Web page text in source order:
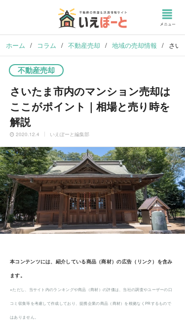
ホーム / コラム / 不動産売却 / 地域の売却情報 / さい
不動産売却
さいたま市内のマンション売却は
ここがポイント｜相場と売り時を
解説
2020.12.4 いえぽーと編集部
本コンテンツには、紹介している商品（商材）の広告（リンク）を含み
ます。
※ただし、当サイト内のランキングや商品（商材）の評価は、当社の調査やユーザーの口
コミ収集等を考慮して作成しており、提携企業の商品（商材）を根拠なくPRするもので
はありません。